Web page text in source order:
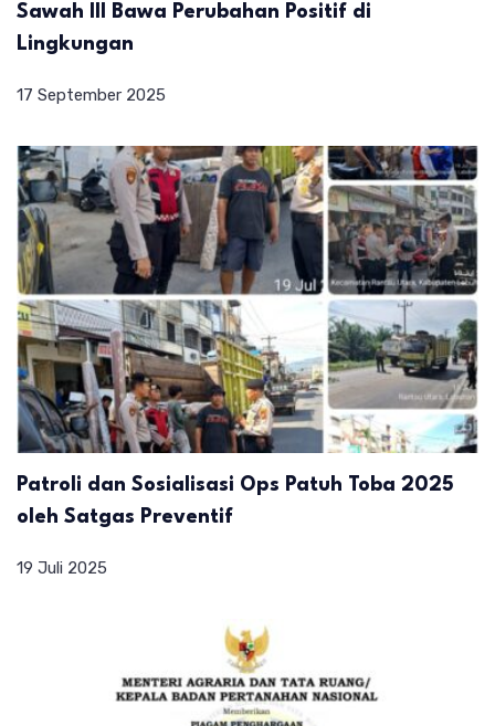
Sawah III Bawa Perubahan Positif di
Lingkungan
17 September 2025
Patroli dan Sosialisasi Ops Patuh Toba 2025
oleh Satgas Preventif
19 Juli 2025